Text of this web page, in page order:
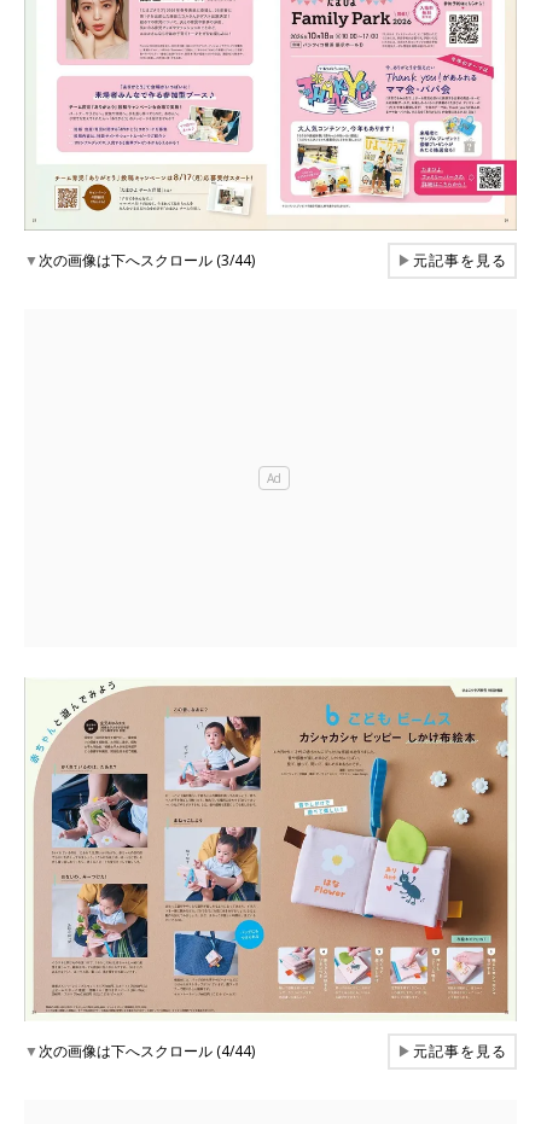
▼次の画像は下へスクロール (3/44) ▶元記事を見る
▼次の画像は下へスクロール (4/44) ▶元記事を見る